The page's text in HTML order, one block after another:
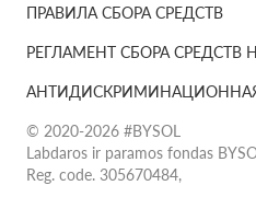
ПРАВИЛА СБОРА СРЕДСТВ
РЕГЛАМЕНТ СБОРА
© 2020-2026 #BYSOL
Labdaros ir paramos fondas
Reg. code. 305670484,